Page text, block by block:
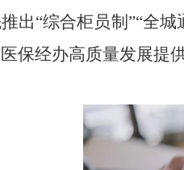
出“综合柜员制”“全
保经办高质量发展提